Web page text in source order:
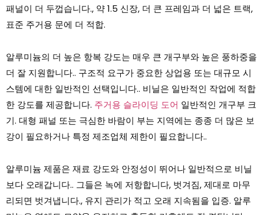
패널이 더 두껍습니다., 약 1.5 신장, 더 큰 프레임과 더 넓은 트랙,
표준 주거용 문에 더 적합.
알루미늄의 더 높은 항복 강도는 매우 큰 개구부와 높은 풍하중을
더 잘 지원합니다.. 구조적 요구가 중요한 상업용 또는 대규모 시
스템에 대한 일반적인 선택입니다.. 비닐은 일반적인 작업에 적합
한 강도를 제공합니다. 주거용 슬라이딩 도어 일반적인 개구부 크
기. 대형 패널 또는 극심한 바람이 부는 지역에는 종종 더 많은 보
강이 필요하거나 특정 제조업체 제한이 필요합니다..
알루미늄 제품은 재료 강도와 안정성이 뛰어나 일반적으로 비닐
보다 오래갑니다.. 그들은 녹에 저항합니다, 벗겨짐, 제대로 마무
리되면 벗겨냅니다., 유지 관리가 적고 오래 지속됨을 입증. 알루